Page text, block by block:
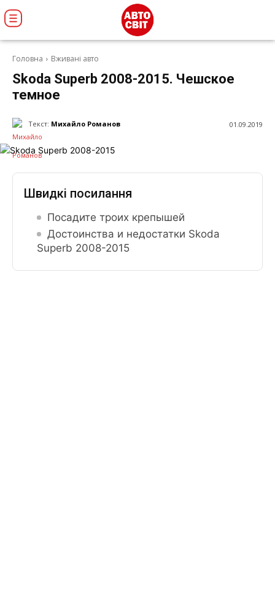
Головна Вживані авто
Skoda Superb 2008-2015. Чешское
темное
Текст: Михайло Романов 01.09.2019
Швидкі посилання
Посадите троих крепышей
Достоинства и недостатки Skoda
Superb 2008-2015